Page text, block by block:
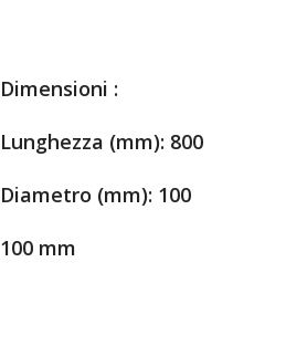
Dimensioni :
Lunghezza (mm): 800
Diametro (mm): 100
100 mm